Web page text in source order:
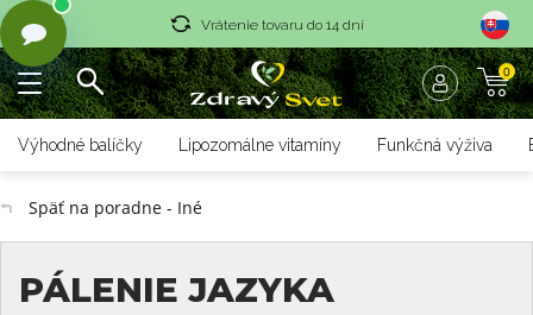
Vrátenie tovaru do 14 dní
Rýchle dodanie <36 hod 0
Výhodné balíčky Lipozomálne vitamíny Funkčná výživa
Späť na poradne - Iné
PÁLENIE JAZYKA